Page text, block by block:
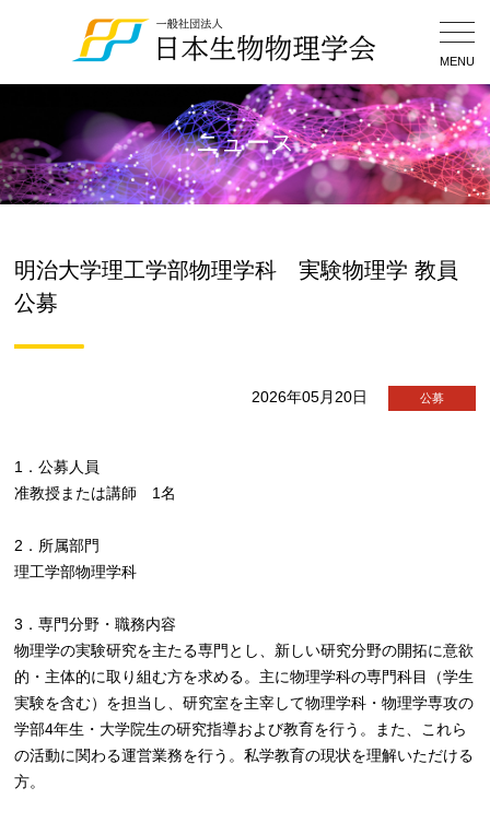
MENU
ニュース
明治大学理工学部物理学科 実験物理学 教員
公募
2026年05月20日 公募
1．公募人員
准教授または講師 1名
2．所属部門
理工学部物理学科
3．専門分野・職務内容
物理学の実験研究を主たる専門とし、新しい研究分野の開拓に意欲
的・主体的に取り組む方を求める。主に物理学科の専門科目（学生
実験を含む）を担当し、研究室を主宰して物理学科・物理学専攻の
学部4年生・大学院生の研究指導および教育を行う。また、これら
の活動に関わる運営業務を行う。私学教育の現状を理解いただける
方。